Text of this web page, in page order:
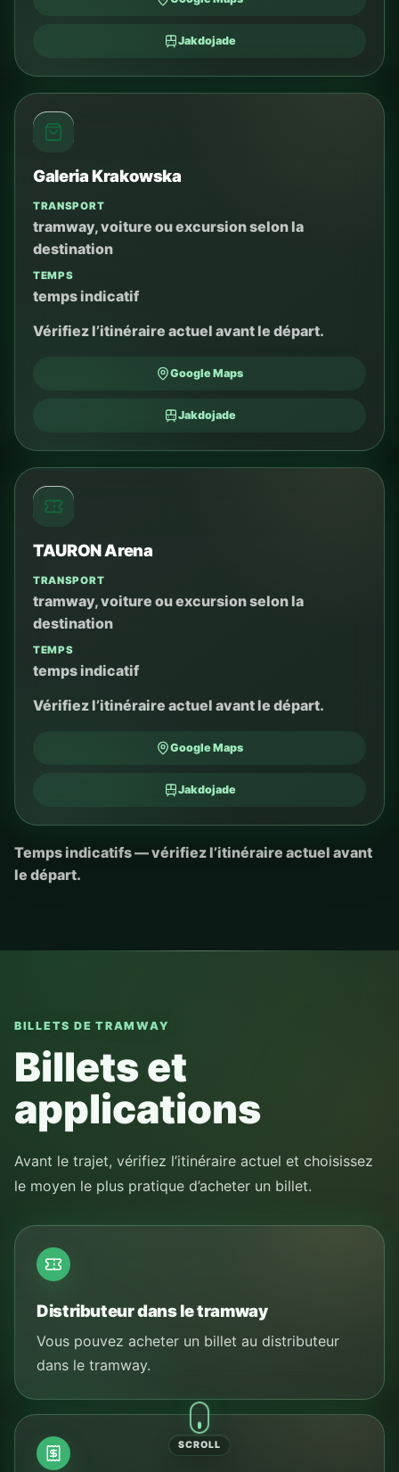
Jakdojade
Galeria Krakowska
TRANSPORT
tramway, voiture ou excursion selon la
destination
TEMPS
temps indicatif
Vérifiez l’itinéraire actuel avant le départ.
Google Maps
Jakdojade
TAURON Arena
TRANSPORT
tramway, voiture ou excursion selon la
destination
TEMPS
temps indicatif
Vérifiez l’itinéraire actuel avant le départ.
Google Maps
Jakdojade
Temps indicatifs — vérifiez l’itinéraire actuel avant
le départ.
BILLETS DE TRAMWAY
Billets et
applications
Avant le trajet, vérifiez l’itinéraire actuel et choisissez
le moyen le plus pratique d’acheter un billet.
Distributeur dans le tramway
Vous pouvez acheter un billet au distributeur
dans le tramway.
SCROLL